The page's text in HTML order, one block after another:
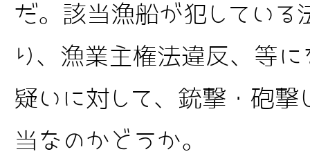
だ。該当漁船が犯している
り、漁業主権法違反、等に
疑いに対して、銃撃・砲撃
当なのかどうか。